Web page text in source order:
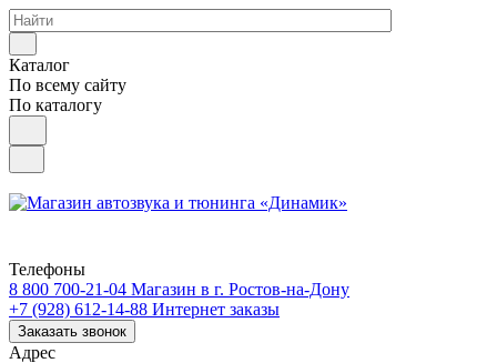
Каталог
По всему сайту
По каталогу
Телефоны
8 800 700-21-04 Магазин в г. Ростов-на-Дону
+7 (928) 612-14-88 Интернет заказы
Заказать звонок
Адрес